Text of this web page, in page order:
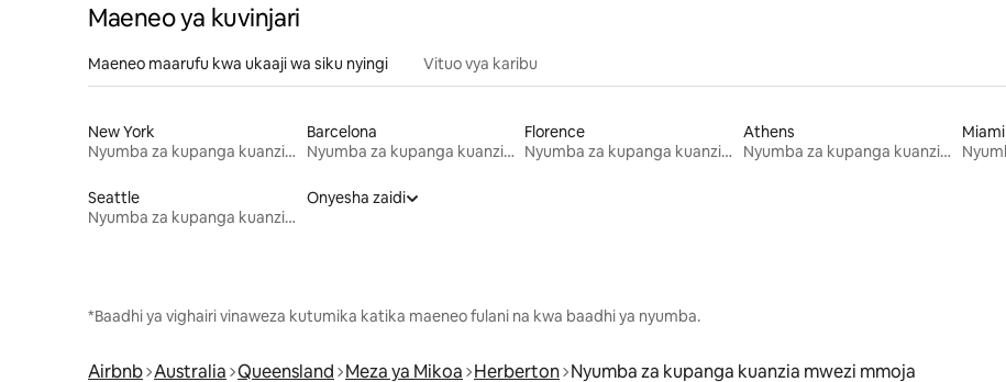
Maeneo ya kuvinjari
Maeneo maarufu kwa ukaaji wa siku nyingi Vituo vya karibu
New York
Nyumba za kupanga kuanzia mwezi mmoja
Barcelona
Nyumba za kupanga kuanzia mwezi mmoja
Florence
Nyumba za kupanga kuanzia mwezi mmoja
Athens
Nyumba za kupanga kuanzia mwezi mmoja
Miami
Seattle
Nyumba za kupanga kuanzia mwezi mmoja
Onyesha zaidi
*Baadhi ya vighairi vinaweza kutumika katika maeneo fulani na kwa baadhi ya nyumba.
Airbnb Australia Queensland Meza ya Mikoa Herberton Nyumba za kupanga kuanzia mwezi mmoja